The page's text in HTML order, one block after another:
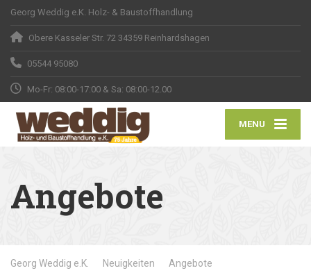
Georg Weddig e.K. Holz- & Baustoffhandlung
Obere Kasseler Str. 72 34359 Reinhardshagen
05544 95080
Mo-Fr: 08:00-17:00 & Sa: 08:00-12.00
MENU
Angebote
Georg Weddig e.K. Neuigkeiten Angebote